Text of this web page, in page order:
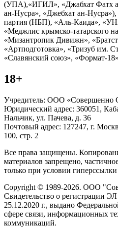
(УПА),«ИГИЛ», «Джабхат Фатх
ан-Нусра», «Джебхат ан-
партия (НБП), «Аль-Каида»,
«Меджлис крымско-татарского
«Мизантропик Дивижн»,
«Артподготовка», «Тризуб им.
«Славянский союз», «Формат-
18+
Учредитель: ООО «Совершенно
Юридический адрес: 360051,
Нальчик, ул. Пачева, д. 36
Почтовый адрес: 127247, г.
100, стр. 2
Все права защищены.
материалов запрещено,
только при условии гиперссылки
Copyright © 1989-2026. ООО
Свидетельство о регистрации
25.12.2020 г., выдано
сфере связи, информационных
коммуникаций.